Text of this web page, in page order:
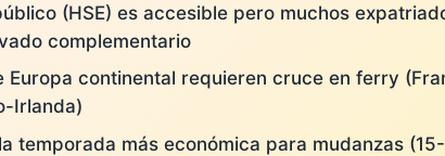
(HSE) es accesible pero muchos
complementario
Europa continental requieren cruce en ferry
Irlanda)
temporada más económica para mudanzas